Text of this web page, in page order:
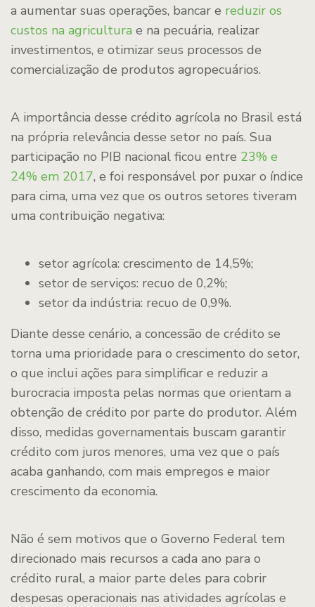
a aumentar suas operações, bancar e reduzir os
custos na agricultura e na pecuária, realizar
investimentos, e otimizar seus processos de
comercialização de produtos agropecuários.
A importância desse crédito agrícola no Brasil está
na própria relevância desse setor no país. Sua
participação no PIB nacional ficou entre 23% e
24% em 2017, e foi responsável por puxar o índice
para cima, uma vez que os outros setores tiveram
uma contribuição negativa:
setor agrícola: crescimento de 14,5%;
setor de serviços: recuo de 0,2%;
setor da indústria: recuo de 0,9%.
Diante desse cenário, a concessão de crédito se
torna uma prioridade para o crescimento do setor,
o que inclui ações para simplificar e reduzir a
burocracia imposta pelas normas que orientam a
obtenção de crédito por parte do produtor. Além
disso, medidas governamentais buscam garantir
crédito com juros menores, uma vez que o país
acaba ganhando, com mais empregos e maior
crescimento da economia.
Não é sem motivos que o Governo Federal tem
direcionado mais recursos a cada ano para o
crédito rural, a maior parte deles para cobrir
despesas operacionais nas atividades agrícolas e